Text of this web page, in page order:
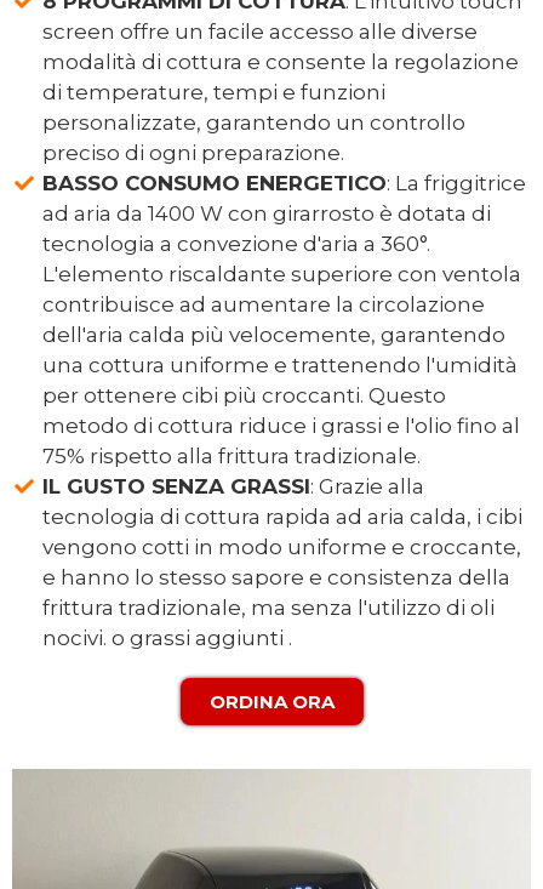
screen offre un facile accesso alle diverse
modalità di cottura e consente la regolazione
di temperature, tempi e funzioni
personalizzate, garantendo un controllo
preciso di ogni preparazione.
BASSO CONSUMO ENERGETICO: La friggitrice
ad aria da 1400 W con girarrosto è dotata di
tecnologia a convezione d'aria a 360°.
L'elemento riscaldante superiore con ventola
contribuisce ad aumentare la circolazione
dell'aria calda più velocemente, garantendo
una cottura uniforme e trattenendo l'umidità
per ottenere cibi più croccanti. Questo
metodo di cottura riduce i grassi e l'olio fino al
75% rispetto alla frittura tradizionale.
IL GUSTO SENZA GRASSI: Grazie alla
tecnologia di cottura rapida ad aria calda, i cibi
vengono cotti in modo uniforme e croccante,
e hanno lo stesso sapore e consistenza della
frittura tradizionale, ma senza l'utilizzo di oli
nocivi. o grassi aggiunti .
ORDINA ORA